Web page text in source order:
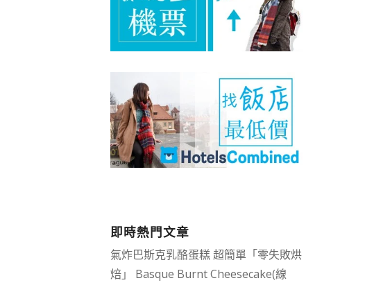
即時熱門文章
氣炸巴斯克乳酪蛋糕 超簡單「零失敗烘
焙」 Basque Burnt Cheesecake(線